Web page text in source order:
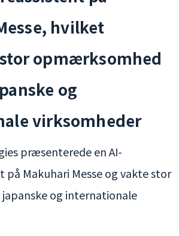
hvilket
opmærksomhed
og
virksomheder
præsenterede en AI-
på Makuhari Messe og vakte stor
og internationale